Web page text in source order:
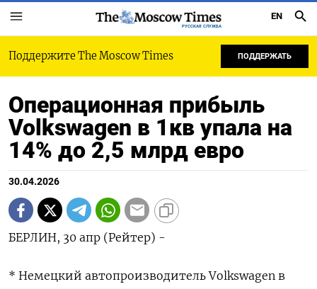
РУССКАЯ СЛУЖБА
EN
Поддержите The Moscow Times ПОДДЕРЖАТЬ
Операционная прибыль
Volkswagen в 1кв упала на
14% до 2,5 млрд евро
30.04.2026
БЕРЛИН, 30 апр (Рейтер) -
* Немецкий автопроизводитель Volkswagen в